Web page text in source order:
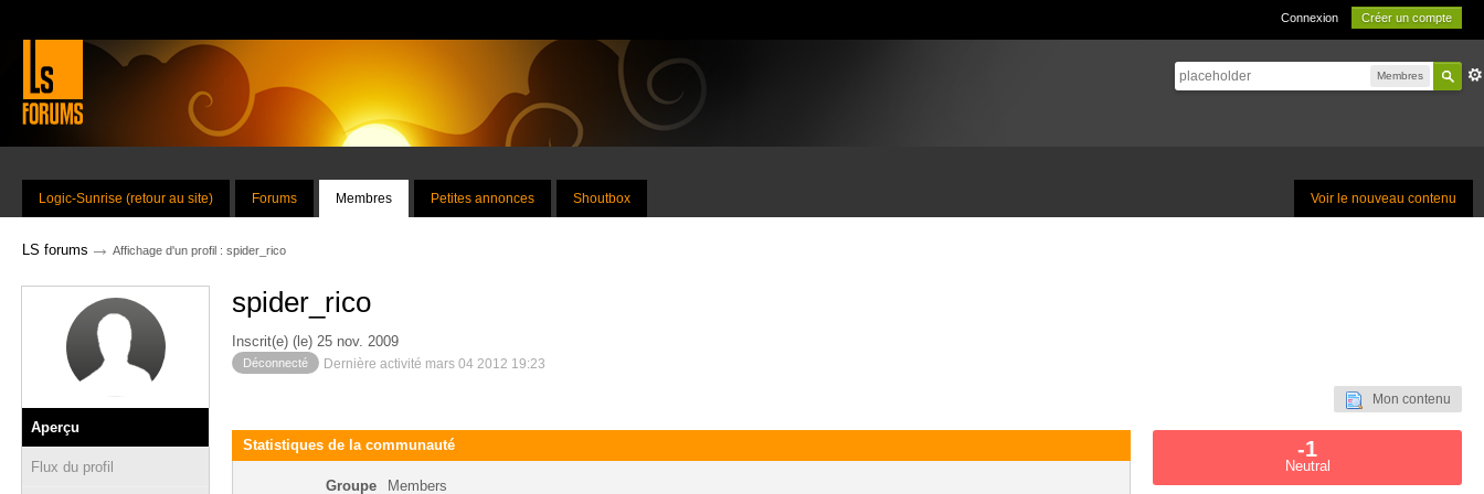
Connexion Créer un compte
Membres
Voir le nouveau contenu
Logic-Sunrise (retour au site) Forums Membres Petites annonces Shoutbox
LS forums → Affichage d'un profil : spider_rico
Aperçu
Flux du profil
spider_rico
Inscrit(e) (le) 25 nov. 2009
Déconnecté Dernière activité mars 04 2012 19:23
Mon contenu
Statistiques de la communauté
Groupe Members
-1
Neutral